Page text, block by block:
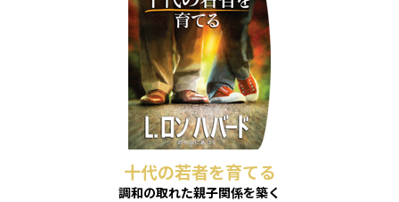
十代の若者を育てる
調和の取れた親子関係を築く